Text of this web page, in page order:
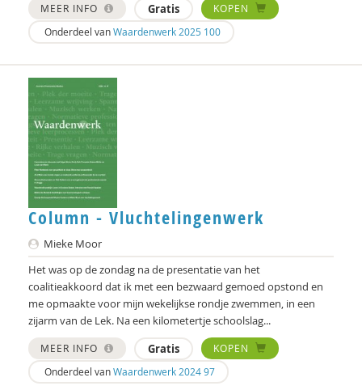
MEER INFO Gratis
KOPEN
Onderdeel vanWaardenwerk 2025 100
Column - Vluchtelingenwerk
Mieke Moor
Het was op de zondag na de presentatie van het
coalitieakkoord dat ik met een bezwaard gemoed opstond en
me opmaakte voor mijn wekelijkse rondje zwemmen, in een
zijarm van de Lek. Na een kilometertje schoolslag...
MEER INFO Gratis
KOPEN
Onderdeel vanWaardenwerk 2024 97